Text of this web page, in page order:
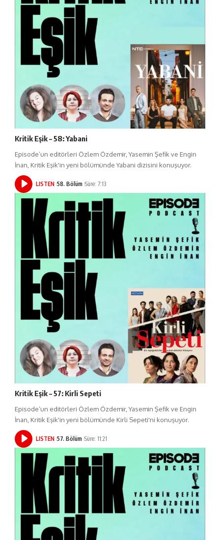
Kritik Eşik – 58: Yabani
Episode’un editörleri Özlem Özdemir, Yasemin Şefik ve Engin
İnan, Kritik Eşik'in yeni bölümünde Yabani dizisini konuşuyor.
LISTEN 58. Bölüm Süre: 7:13
Kritik Eşik – 57: Kirli Sepeti
Episode’un editörleri Özlem Özdemir, Yasemin Şefik ve Engin
İnan, Kritik Eşik'in yeni bölümünde Kirli Sepeti'ni konuşuyor.
LISTEN 57. Bölüm Süre: 11:21